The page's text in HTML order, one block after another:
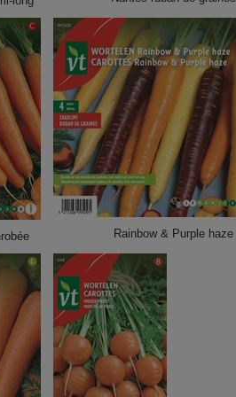
Rainbow & Purple haze